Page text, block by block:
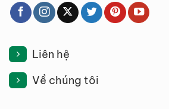
Liên hệ
Về chúng tôi